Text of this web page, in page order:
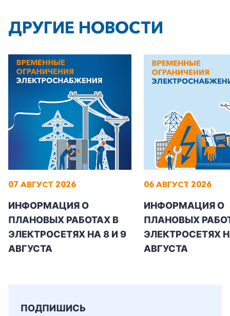
ДРУГИЕ НОВОСТИ
07 АВГУСТ 2026
ИНФОРМАЦИЯ О
ПЛАНОВЫХ РАБОТАХ В
ЭЛЕКТРОСЕТЯХ НА 8 И 9
АВГУСТА
06 АВГУСТ 2026
ИНФОРМАЦИЯ О
ПЛАНОВЫХ
ЭЛЕКТРОСЕТЯХ
АВГУСТА
ПОДПИШИСЬ